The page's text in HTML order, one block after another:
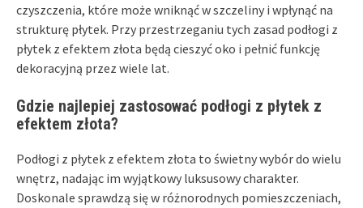
czyszczenia, które może wniknąć w szczeliny i wpłynąć na
strukturę płytek. Przy przestrzeganiu tych zasad podłogi z
płytek z efektem złota będą cieszyć oko i pełnić funkcję
dekoracyjną przez wiele lat.
Gdzie najlepiej zastosować podłogi z płytek z
efektem złota?
Podłogi z płytek z efektem złota to świetny wybór do wielu
wnętrz, nadając im wyjątkowy luksusowy charakter.
Doskonale sprawdzą się w różnorodnych pomieszczeniach,